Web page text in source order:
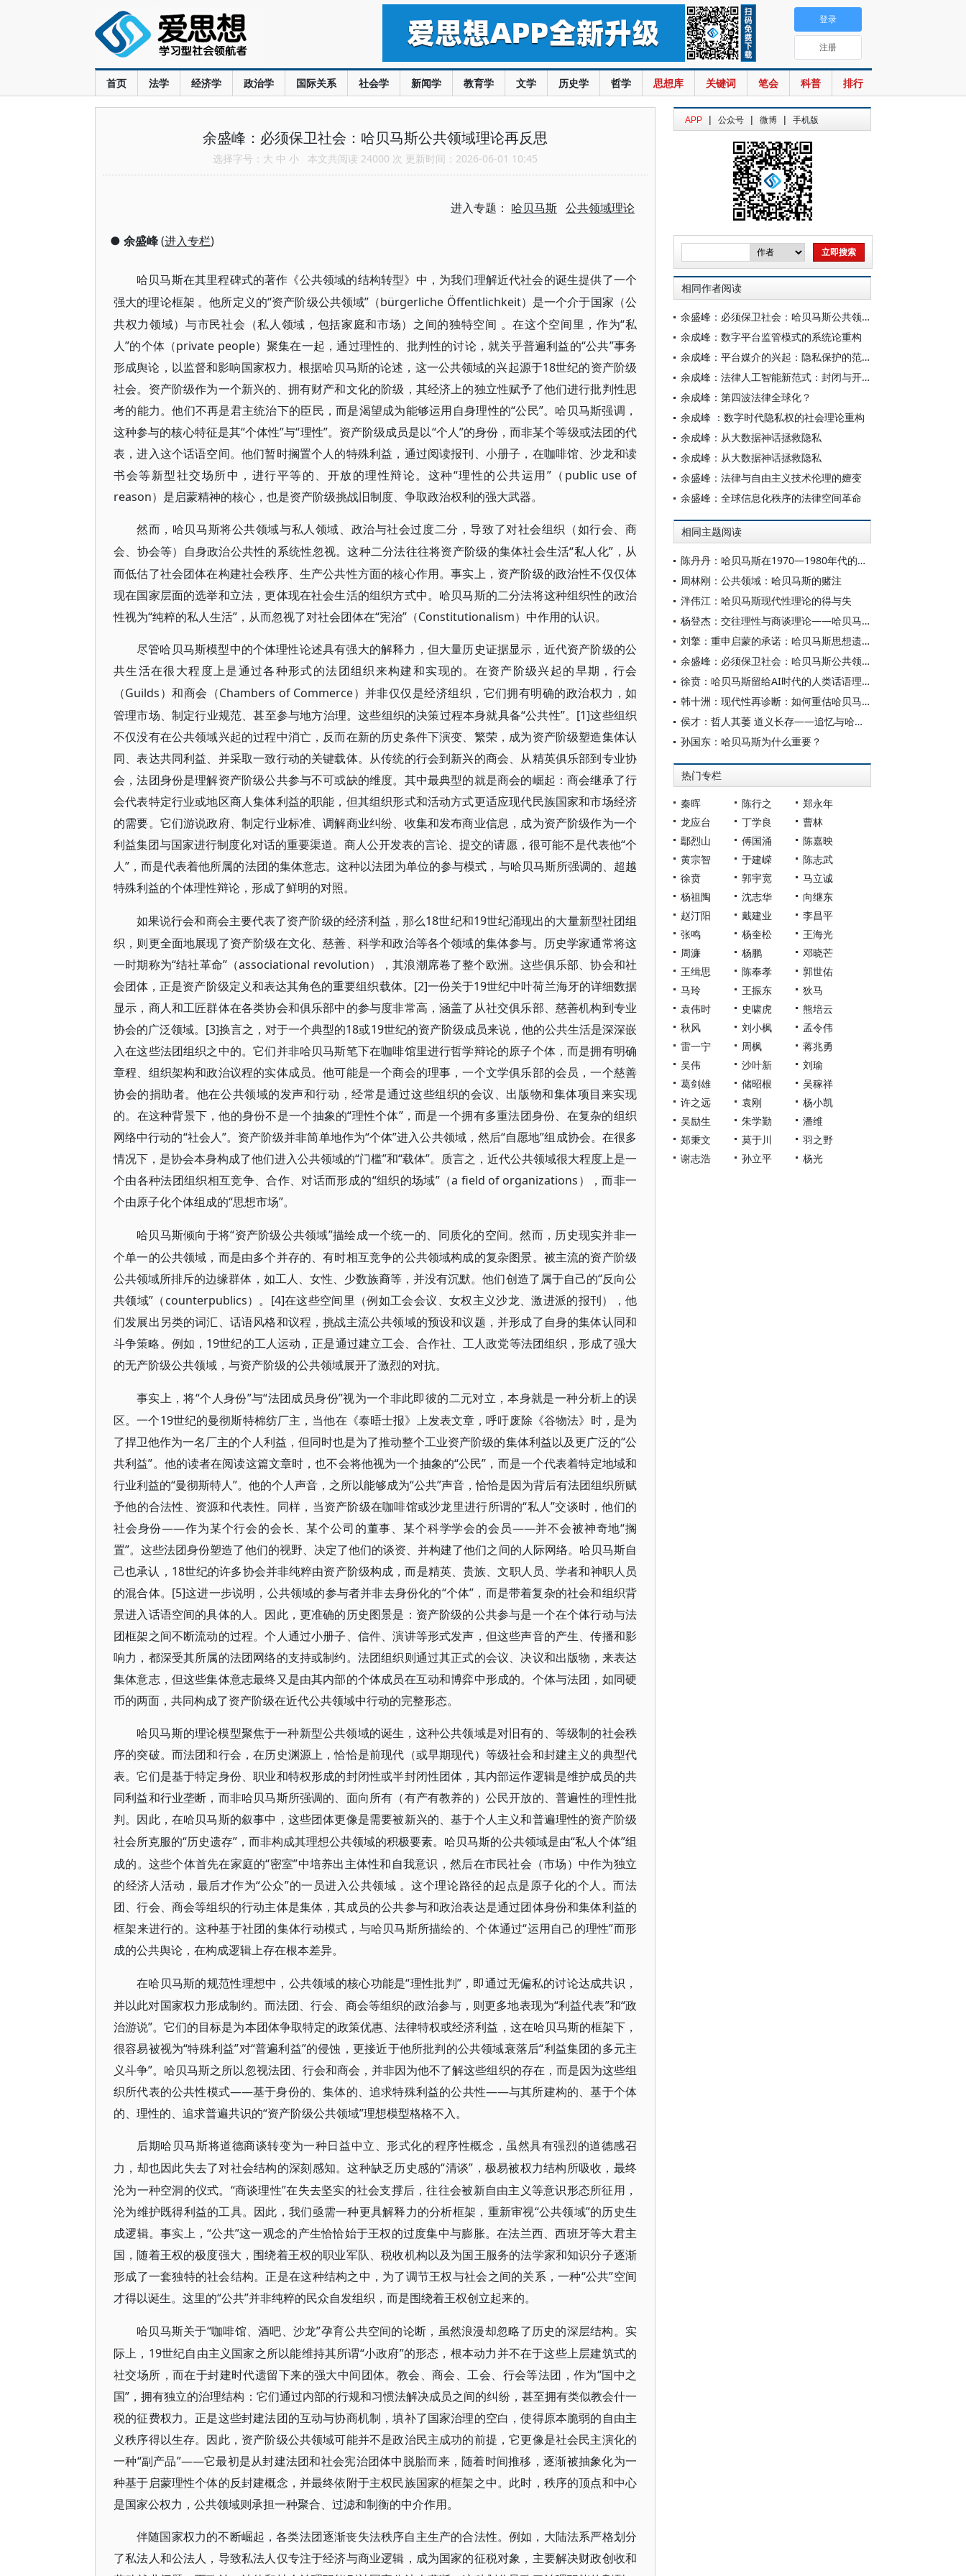
首页 法学 经济学 政治学 国际关系 社会学 新闻学 教育学 文学 历史学 哲学 思想库 关键词 笔会 科普 排行
登录
注册
余盛峰：必须保卫社会：哈贝马斯公共领域理论再反思
选择字号： 大 中 小 本文共阅读 24000 次 更新时间：2026-06-01 10:45
进入专题： 哈贝马斯 公共领域理论
● 余盛峰(进入专栏)
哈贝马斯在其里程碑式的著作《公共领域的结构转型》中，为我们理解近代社会的诞生提供了一个
强大的理论框架 。他所定义的“资产阶级公共领域”（bürgerliche Öffentlichkeit）是一个介于国家（公
共权力领域）与市民社会（私人领域，包括家庭和市场）之间的独特空间 。在这个空间里，作为“私
人”的个体（private people）聚集在一起，通过理性的、批判性的讨论，就关乎普遍利益的“公共”事务
形成舆论，以监督和影响国家权力。根据哈贝马斯的论述，这一公共领域的兴起源于18世纪的资产阶级
社会。资产阶级作为一个新兴的、拥有财产和文化的阶级，其经济上的独立性赋予了他们进行批判性思
考的能力。他们不再是君主统治下的臣民，而是渴望成为能够运用自身理性的“公民”。哈贝马斯强调，
这种参与的核心特征是其“个体性”与“理性”。资产阶级成员是以“个人”的身份，而非某个等级或法团的代
表，进入这个话语空间。他们暂时搁置个人的特殊利益，通过阅读报刊、小册子，在咖啡馆、沙龙和读
书会等新型社交场所中，进行平等的、开放的理性辩论。这种“理性的公共运用”（public use of
reason）是启蒙精神的核心，也是资产阶级挑战旧制度、争取政治权利的强大武器。
然而，哈贝马斯将公共领域与私人领域、政治与社会过度二分，导致了对社会组织（如行会、商
会、协会等）自身政治公共性的系统性忽视。这种二分法往往将资产阶级的集体社会生活“私人化”，从
而低估了社会团体在构建社会秩序、生产公共性方面的核心作用。事实上，资产阶级的政治性不仅仅体
现在国家层面的选举和立法，更体现在社会生活的组织方式中。哈贝马斯的二分法将这种组织性的政治
性视为“纯粹的私人生活”，从而忽视了对社会团体在“宪治”（Constitutionalism）中作用的认识。
尽管哈贝马斯模型中的个体理性论述具有强大的解释力，但大量历史证据显示，近代资产阶级的公
共生活在很大程度上是通过各种形式的法团组织来构建和实现的。在资产阶级兴起的早期，行会
（Guilds）和商会（Chambers of Commerce）并非仅仅是经济组织，它们拥有明确的政治权力，如
管理市场、制定行业规范、甚至参与地方治理。这些组织的决策过程本身就具备“公共性”。[1]这些组织
不仅没有在公共领域兴起的过程中消亡，反而在新的历史条件下演变、繁荣，成为资产阶级塑造集体认
同、表达共同利益、并采取一致行动的关键载体。从传统的行会到新兴的商会、从精英俱乐部到专业协
会，法团身份是理解资产阶级公共参与不可或缺的维度。其中最典型的就是商会的崛起：商会继承了行
会代表特定行业或地区商人集体利益的职能，但其组织形式和活动方式更适应现代民族国家和市场经济
的需要。它们游说政府、制定行业标准、调解商业纠纷、收集和发布商业信息，成为资产阶级作为一个
利益集团与国家进行制度化对话的重要渠道。商人公开发表的言论、提交的请愿，很可能不是代表他“个
人”，而是代表着他所属的法团的集体意志。这种以法团为单位的参与模式，与哈贝马斯所强调的、超越
特殊利益的个体理性辩论，形成了鲜明的对照。
如果说行会和商会主要代表了资产阶级的经济利益，那么18世纪和19世纪涌现出的大量新型社团组
织，则更全面地展现了资产阶级在文化、慈善、科学和政治等各个领域的集体参与。历史学家通常将这
一时期称为“结社革命”（associational revolution），其浪潮席卷了整个欧洲。这些俱乐部、协会和社
会团体，正是资产阶级定义和表达其角色的重要组织载体。[2]一份关于19世纪中叶荷兰海牙的详细数据
显示，商人和工匠群体在各类协会和俱乐部中的参与度非常高，涵盖了从社交俱乐部、慈善机构到专业
协会的广泛领域。[3]换言之，对于一个典型的18或19世纪的资产阶级成员来说，他的公共生活是深深嵌
入在这些法团组织之中的。它们并非哈贝马斯笔下在咖啡馆里进行哲学辩论的原子个体，而是拥有明确
章程、组织架构和政治议程的实体成员。他可能是一个商会的理事，一个文学俱乐部的会员，一个慈善
协会的捐助者。他在公共领域的发声和行动，经常是通过这些组织的会议、出版物和集体项目来实现
的。在这种背景下，他的身份不是一个抽象的“理性个体”，而是一个拥有多重法团身份、在复杂的组织
网络中行动的“社会人”。资产阶级并非简单地作为“个体”进入公共领域，然后“自愿地”组成协会。在很多
情况下，是协会本身构成了他们进入公共领域的“门槛”和“载体”。质言之，近代公共领域很大程度上是一
个由各种法团组织相互竞争、合作、对话而形成的“组织的场域”（a field of organizations），而非一
个由原子化个体组成的“思想市场”。
哈贝马斯倾向于将“资产阶级公共领域”描绘成一个统一的、同质化的空间。然而，历史现实并非一
个单一的公共领域，而是由多个并存的、有时相互竞争的公共领域构成的复杂图景。被主流的资产阶级
公共领域所排斥的边缘群体，如工人、女性、少数族裔等，并没有沉默。他们创造了属于自己的“反向公
共领域”（counterpublics）。[4]在这些空间里（例如工会会议、女权主义沙龙、激进派的报刊），他
们发展出另类的词汇、话语风格和议程，挑战主流公共领域的预设和议题，并形成了自身的集体认同和
斗争策略。例如，19世纪的工人运动，正是通过建立工会、合作社、工人政党等法团组织，形成了强大
的无产阶级公共领域，与资产阶级的公共领域展开了激烈的对抗。
事实上，将“个人身份”与“法团成员身份”视为一个非此即彼的二元对立，本身就是一种分析上的误
区。一个19世纪的曼彻斯特棉纺厂主，当他在《泰晤士报》上发表文章，呼吁废除《谷物法》时，是为
了捍卫他作为一名厂主的个人利益，但同时也是为了推动整个工业资产阶级的集体利益以及更广泛的“公
共利益”。他的读者在阅读这篇文章时，也不会将他视为一个抽象的“公民”，而是一个代表着特定地域和
行业利益的“曼彻斯特人”。他的个人声音，之所以能够成为“公共”声音，恰恰是因为背后有法团组织所赋
予他的合法性、资源和代表性。同样，当资产阶级在咖啡馆或沙龙里进行所谓的“私人”交谈时，他们的
社会身份——作为某个行会的会长、某个公司的董事、某个科学学会的会员——并不会被神奇地“搁
置”。这些法团身份塑造了他们的视野、决定了他们的谈资、并构建了他们之间的人际网络。哈贝马斯自
己也承认，18世纪的许多协会并非纯粹由资产阶级构成，而是精英、贵族、文职人员、学者和神职人员
的混合体。[5]这进一步说明，公共领域的参与者并非去身份化的“个体”，而是带着复杂的社会和组织背
景进入话语空间的具体的人。因此，更准确的历史图景是：资产阶级的公共参与是一个在个体行动与法
团框架之间不断流动的过程。个人通过小册子、信件、演讲等形式发声，但这些声音的产生、传播和影
响力，都深受其所属的法团网络的支持或制约。法团组织则通过其正式的会议、决议和出版物，来表达
集体意志，但这些集体意志最终又是由其内部的个体成员在互动和博弈中形成的。个体与法团，如同硬
币的两面，共同构成了资产阶级在近代公共领域中行动的完整形态。
哈贝马斯的理论模型聚焦于一种新型公共领域的诞生，这种公共领域是对旧有的、等级制的社会秩
序的突破。而法团和行会，在历史渊源上，恰恰是前现代（或早期现代）等级社会和封建主义的典型代
表。它们是基于特定身份、职业和特权形成的封闭性或半封闭性团体，其内部运作逻辑是维护成员的共
同利益和行业垄断，而非哈贝马斯所强调的、面向所有（有产有教养的）公民开放的、普遍性的理性批
判。因此，在哈贝马斯的叙事中，这些团体更像是需要被新兴的、基于个人主义和普遍理性的资产阶级
社会所克服的“历史遗存”，而非构成其理想公共领域的积极要素。哈贝马斯的公共领域是由“私人个体”组
成的。这些个体首先在家庭的“密室”中培养出主体性和自我意识，然后在市民社会（市场）中作为独立
的经济人活动，最后才作为“公众”的一员进入公共领域 。这个理论路径的起点是原子化的个人。而法
团、行会、商会等组织的行动主体是集体，其成员的公共参与和政治表达是通过团体身份和集体利益的
框架来进行的。这种基于社团的集体行动模式，与哈贝马斯所描绘的、个体通过“运用自己的理性”而形
成的公共舆论，在构成逻辑上存在根本差异。
在哈贝马斯的规范性理想中，公共领域的核心功能是“理性批判”，即通过无偏私的讨论达成共识，
并以此对国家权力形成制约。而法团、行会、商会等组织的政治参与，则更多地表现为“利益代表”和“政
治游说”。它们的目标是为本团体争取特定的政策优惠、法律特权或经济利益，这在哈贝马斯的框架下，
很容易被视为“特殊利益”对“普遍利益”的侵蚀，更接近于他所批判的公共领域衰落后“利益集团的多元主
义斗争”。哈贝马斯之所以忽视法团、行会和商会，并非因为他不了解这些组织的存在，而是因为这些组
织所代表的公共性模式——基于身份的、集体的、追求特殊利益的公共性——与其所建构的、基于个体
的、理性的、追求普遍共识的“资产阶级公共领域”理想模型格格不入。
后期哈贝马斯将道德商谈转变为一种日益中立、形式化的程序性概念，虽然具有强烈的道德感召
力，却也因此失去了对社会结构的深刻感知。这种缺乏历史感的“清谈”，极易被权力结构所吸收，最终
沦为一种空洞的仪式。“商谈理性”在失去坚实的社会支撑后，往往会被新自由主义等意识形态所征用，
沦为维护既得利益的工具。因此，我们亟需一种更具解释力的分析框架，重新审视“公共领域”的历史生
成逻辑。事实上，“公共”这一观念的产生恰恰始于王权的过度集中与膨胀。在法兰西、西班牙等大君主
国，随着王权的极度强大，围绕着王权的职业军队、税收机构以及为国王服务的法学家和知识分子逐渐
形成了一套独特的社会结构。正是在这种结构之中，为了调节王权与社会之间的关系，一种“公共”空间
才得以诞生。这里的“公共”并非纯粹的民众自发组织，而是围绕着王权创立起来的。
哈贝马斯关于“咖啡馆、酒吧、沙龙”孕育公共空间的论断，虽然浪漫却忽略了历史的深层结构。实
际上，19世纪自由主义国家之所以能维持其所谓“小政府”的形态，根本动力并不在于这些上层建筑式的
社交场所，而在于封建时代遗留下来的强大中间团体。教会、商会、工会、行会等法团，作为“国中之
国”，拥有独立的治理结构：它们通过内部的行规和习惯法解决成员之间的纠纷，甚至拥有类似教会什一
税的征费权力。正是这些封建法团的互动与协商机制，填补了国家治理的空白，使得原本脆弱的自由主
义秩序得以生存。因此，资产阶级公共领域可能并不是政治民主成功的前提，它更像是社会民主演化的
一种“副产品”——它最初是从封建法团和社会宪治团体中脱胎而来，随着时间推移，逐渐被抽象化为一
种基于启蒙理性个体的反封建概念，并最终依附于主权民族国家的框架之中。此时，秩序的顶点和中心
是国家公权力，公共领域则承担一种聚合、过滤和制衡的中介作用。
伴随国家权力的不断崛起，各类法团逐渐丧失法秩序自主生产的合法性。例如，大陆法系严格划分
了私法人和公法人，导致私法人仅专注于经济与商业逻辑，成为国家的征税对象，主要解决财政创收和
APP | 公众号 | 微博 | 手机版
相同作者阅读
余盛峰：必须保卫社会：哈贝马斯公共领域理论再反思
余成峰：数字平台监管模式的系统论重构
余成峰：平台媒介的兴起：隐私保护的范式与悖论
余成峰：法律人工智能新范式：封闭与开放的二元兼容
余成峰：第四波法律全球化？
余成峰 ：数字时代隐私权的社会理论重构
余成峰：从大数据神话拯救隐私
余成峰：从大数据神话拯救隐私
余盛峰：法律与自由主义技术伦理的嬗变
余盛峰：全球信息化秩序的法律空间革命
相同主题阅读
陈丹丹：哈贝马斯在1970—1980年代的中国：“理论旅行”的 “起点时刻”
周林刚：公共领域：哈贝马斯的赌注
泮伟江：哈贝马斯现代性理论的得与失
杨登杰：交往理性与商谈理论——哈贝马斯的思想遗产及其当代意义
刘擎：重申启蒙的承诺：哈贝马斯思想遗产及其当代处境
余盛峰：必须保卫社会：哈贝马斯公共领域理论再反思
徐贲：哈贝马斯留给AI时代的人类话语理想
韩十洲：现代性再诊断：如何重估哈贝马斯的思想遗产？
侯才：哲人其萎 道义长存——追忆与哈贝马斯的几次交往
孙国东：哈贝马斯为什么重要？
热门专栏
秦晖 陈行之
郑永年
龙应台
丁学良
曹林
鄢烈山
傅国涌
陈嘉映
黄宗智
于建嵘
陈志武
徐贲
郭宇宽
马立诚
杨祖陶
沈志华
向继东
赵汀阳
戴建业
李昌平
张鸣
杨奎松
王海光
周濂
杨鹏
邓晓芒
王缉思
陈奉孝
郭世佑
马玲
王振东
狄马
袁伟时
史啸虎
熊培云
秋风
刘小枫
孟令伟
雷一宁
周枫
蒋兆勇
吴伟
沙叶新
刘瑜
葛剑雄
储昭根
吴稼祥
许之远
袁刚
杨小凯
吴励生
朱学勤
潘维
郑秉文
莫于川
羽之野
谢志浩
孙立平 杨光